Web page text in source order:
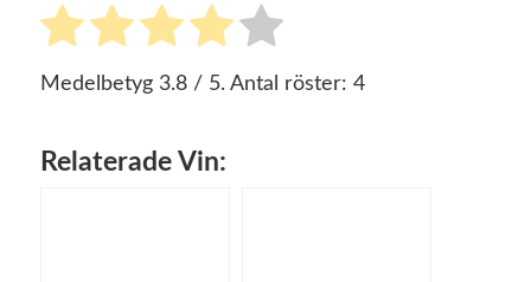
Medelbetyg 3.8/ 5. Antal röster: 4
Relaterade Vin: